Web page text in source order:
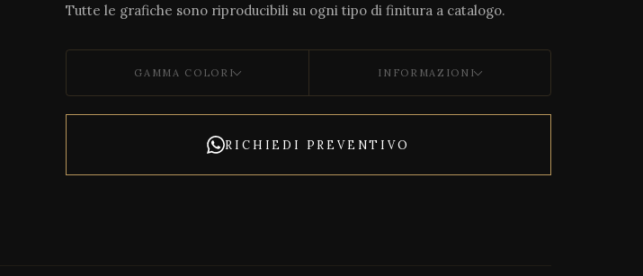
Tutte le grafiche sono riproducibili su ogni tipo di finitura a catalogo.
GAMMA COLORI INFORMAZIONI
RICHIEDI PREVENTIVO